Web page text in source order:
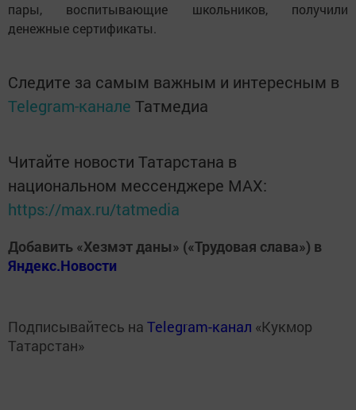
пары, воспитывающие школьников, получили
денежные сертификаты.
Следите за самым важным и интересным в
Telegram-канале Татмедиа
Читайте новости Татарстана в
национальном мессенджере MАХ:
https://max.ru/tatmedia
Добавить «Хезмэт даны» («Трудовая слава») в
Яндекс.Новости
Подписывайтесь на Telegram-канал «Кукмор
Татарстан»